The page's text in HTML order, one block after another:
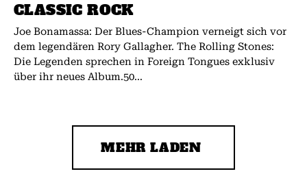
CLASSIC ROCK
Joe Bonamassa: Der Blues-Champion verneigt sich vor
dem legendären Rory Gallagher. The Rolling Stones:
Die Legenden sprechen in Foreign Tongues exklusiv
über ihr neues Album.50...
MEHR LADEN